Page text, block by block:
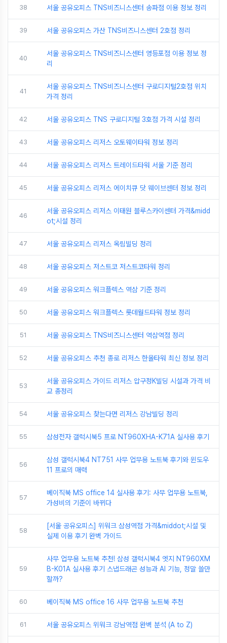
38 서울 공유오피스 TNS비즈니스센터 송파점 이용 정보 정리
39 서울 공유오피스 가산 TNS비즈니스센터 2호점 정리
40
서울 공유오피스 TNS비즈니스센터 영등포점 이용 정보 정
리
41
서울 공유오피스 TNS비즈니스센터 구로디지털2호점 위치
가격 정리
42 서울 공유오피스 TNS 구로디지털 3호점 가격 시설 정리
43 서울 공유오피스 리저스 오토웨이타워 정보 정리
44 서울 공유오피스 리저스 트레이드타워 서울 기준 정리
45 서울 공유오피스 리저스 에이치큐 닷 웨이브센터 정보 정리
46
서울 공유오피스 리저스 이태원 블루스카이센터 가격&midd
ot;시설 정리
47 서울 공유오피스 리저스 옥림빌딩 정리
48 서울 공유오피스 저스트코 저스트코타워 정리
49 서울 공유오피스 워크플렉스 역삼 기준 정리
50 서울 공유오피스 워크플렉스 롯데월드타워 정보 정리
51 서울 공유오피스 TNS비즈니스센터 역삼역점 정리
52 서울 공유오피스 추천 종로 리저스 한올타워 최신 정보 정리
53
서울 공유오피스 가이드 리저스 압구정K빌딩 시설과 가격 비
교 총정리
54 서울 공유오피스 찾는다면 리저스 강남빌딩 정리
55 삼성전자 갤럭시북5 프로 NT960XHA-K71A 실사용 후기
56
삼성 갤럭시북4 NT751 사무 업무용 노트북 후기와 윈도우
11 프로의 매력
57
베이직북 MS office 14 실사용 후기: 사무 업무용 노트북,
가성비의 기준이 바뀌다
58
[서울 공유오피스] 위워크 삼성역점 가격&middot;시설 및
실제 이용 후기 완벽 가이드
59
사무 업무용 노트북 추천! 삼성 갤럭시북4 엣지 NT960XM
B-K01A 실사용 후기 스냅드래곤 성능과 AI 기능, 정말 쓸만
할까?
60 베이직북 MS office 16 사무 업무용 노트북 추천
61 서울 공유오피스 위워크 강남역점 완벽 분석 (A to Z)